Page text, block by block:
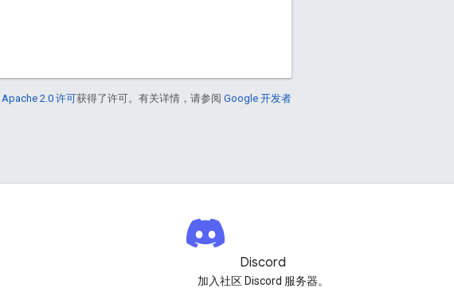
Apache 2.0 许可获得了许可。有关详情，请参阅 Google 开发者
Discord
加入社区 Discord 服务器。